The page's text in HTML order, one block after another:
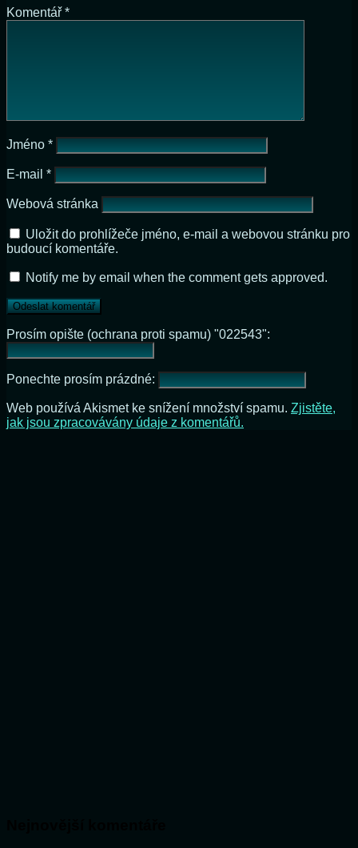
Komentář *
Jméno *
E-mail *
Webová stránka
Uložit do prohlížeče jméno, e-mail a webovou stránku pro
budoucí komentáře.
Notify me by email when the comment gets approved.
Prosím opište (ochrana proti spamu) "022543":
Ponechte prosím prázdné:
Web používá Akismet ke snížení množství spamu. Zjistěte,
jak jsou zpracovávány údaje z komentářů.